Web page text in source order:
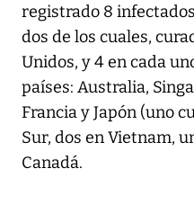
registrado 8
dos de los cuales,
Unidos, y 4 en cada
países: Australia,
Francia y Japón (uno
Sur, dos en Vietnam,
Canadá.